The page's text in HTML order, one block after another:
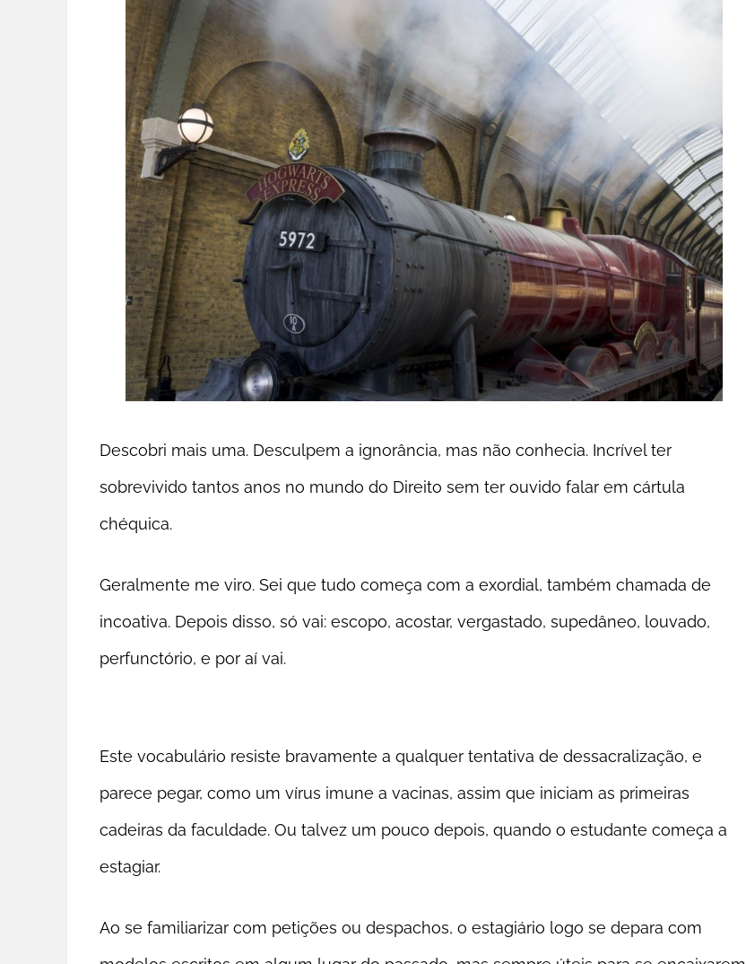
Descobri mais uma. Desculpem a ignorância, mas não conhecia. Incrível ter
sobrevivido tantos anos no mundo do Direito sem ter ouvido falar em cártula
chéquica.
Geralmente me viro. Sei que tudo começa com a exordial, também chamada de
incoativa. Depois disso, só vai: escopo, acostar, vergastado, supedâneo, louvado,
perfunctório, e por aí vai.
Este vocabulário resiste bravamente a qualquer tentativa de dessacralização, e
parece pegar, como um vírus imune a vacinas, assim que iniciam as primeiras
cadeiras da faculdade. Ou talvez um pouco depois, quando o estudante começa a
estagiar.
Ao se familiarizar com petições ou despachos, o estagiário logo se depara com